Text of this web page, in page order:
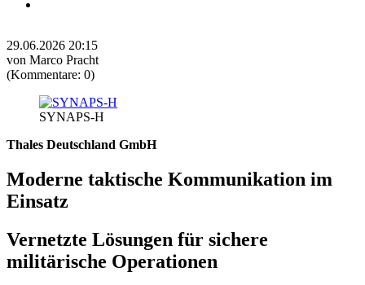
29.06.2026 20:15
von Marco Pracht
(Kommentare: 0)
SYNAPS-H
Thales Deutschland GmbH
Moderne taktische Kommunikation im
Einsatz
Vernetzte Lösungen für sichere
militärische Operationen